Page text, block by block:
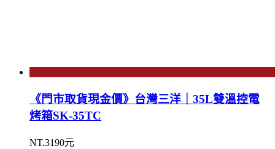
《門市取貨現金價》台灣三洋｜35L雙溫控電
烤箱SK-35TC
NT.3190元